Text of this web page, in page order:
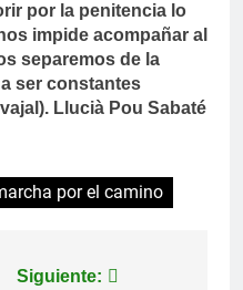
por la penitencia lo
impide acompañar al
separemos de la
ser constantes
Llucià Pou Sabaté
por el camino
Siguiente: